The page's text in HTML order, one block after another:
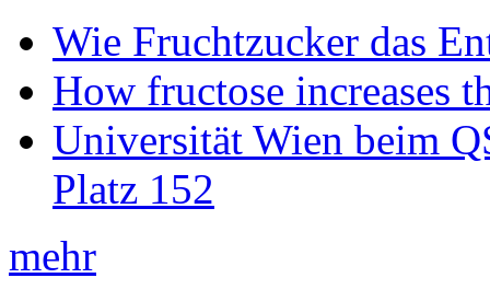
Wie Fruchtzucker das
How fructose increases
Universität Wien beim
Platz 152
mehr